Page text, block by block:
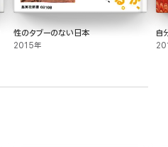
性のタブーのない日本
2015年
自